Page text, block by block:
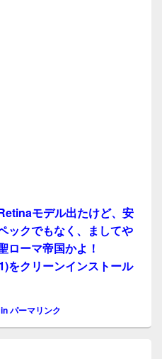
モデル出たけど、安
ックでもなく、ましてや
ーマ帝国かよ！
をクリーンインストール
パーマリンク